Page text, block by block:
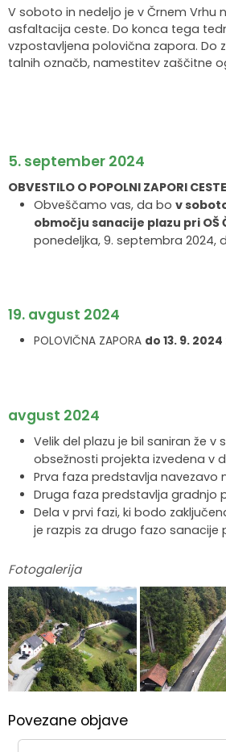
V soboto in nedeljo je v Črnem Vrhu
asfaltacija ceste. Do konca tega
vzpostavljena polovična zapora. Do
talnih označb, namestitev zaščitne
5. september 2024
OBVESTILO O POPOLNI ZAPORI
Obveščamo vas, da bo v
območju sanacije plazu pri
ponedeljka, 9. septembra 2024,
19. avgust 2024
POLOVIČNA ZAPORA do 13. 9. 2024
avgust 2024
Velik del plazu je bil saniran že
obsežnosti projekta izvedena v
Prva faza predstavlja navezavo
Druga faza predstavlja gradnjo
Dela v prvi fazi, ki bodo
je razpis za drugo fazo sanacije
Fotogalerija
Povezane objave
Krajevne skupnosti
Gasilstvo in civilna zaščita
Strateški dokumenti
Javni zavod Polhograjska graščina
Turistična taksa
Oskrba najdenih živali
Letovanje za starejše
Organizacije s področja socialnega
Zasebni vrtci in varuhi predšolskih otrok
Merilniki hitrosti
Lokalni ponudniki hrane in izdelkov
Osmrtnice
Cenik storitev
Režijski obrat
JP VOKA SNAGA